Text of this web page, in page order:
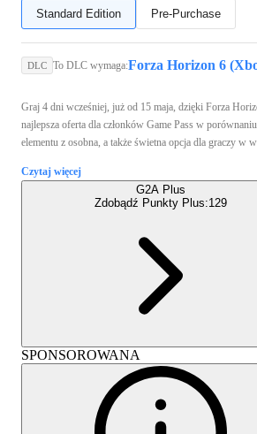
Standard Edition Pre-Purchase
DLC To DLC wymaga:
Graj 4 dni wcześniej, już od 15 maja, dzięki Forza
najlepsza oferta dla członków Game Pass w
elementu z osobna, a także świetna opcja dla graczy w
Czytaj więcej
G2A Plus
Zdobądź Punkty Plus:129
SPONSOROWANA